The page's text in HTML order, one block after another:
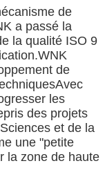
de
a passé la
la qualité ISO 9
de
les
des projets
et de la
une "petite
la zone de haute